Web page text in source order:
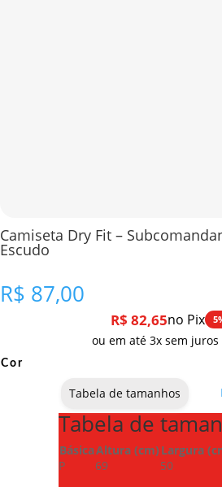
Camiseta Dry Fit –
Escudo
R$ 87,00
R$ 82,65no Pix
ou em até 3x sem
Cor
Tabela de tamanhos
Tabela de
BásicaAltura (cm) Largura
P
69
50